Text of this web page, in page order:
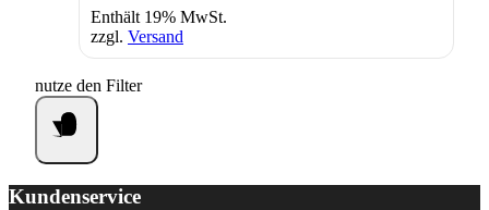
Enthält 19% MwSt.
zzgl. Versand
nutze den Filter
Kundenservice